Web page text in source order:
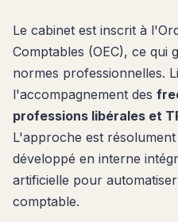
Le cabinet est inscrit à
Comptables (OEC), ce qui
normes professionnelles.
l'accompagnement des
professions libérales et
L'approche est
développé en interne
artificielle pour
comptable.